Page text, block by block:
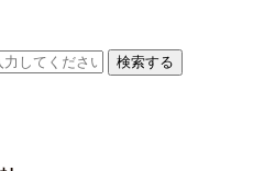
検索する